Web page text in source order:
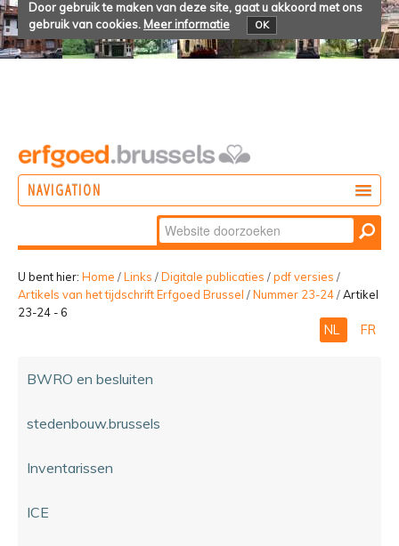
Door gebruik te maken van deze site, gaat u akkoord met ons
gebruik van cookies. Meer informatie OK
NAVIGATION
BELEVEN
Zoek
Geavanceerd
zoeken...
U bent hier: Home /Links /Digitale publicaties /pdf versies /
Artikels van het tijdschrift Erfgoed Brussel /Nummer 23-24/Artikel
23-24 - 6
NL FR
BWRO en besluiten
stedenbouw.brussels
Inventarissen
ICE